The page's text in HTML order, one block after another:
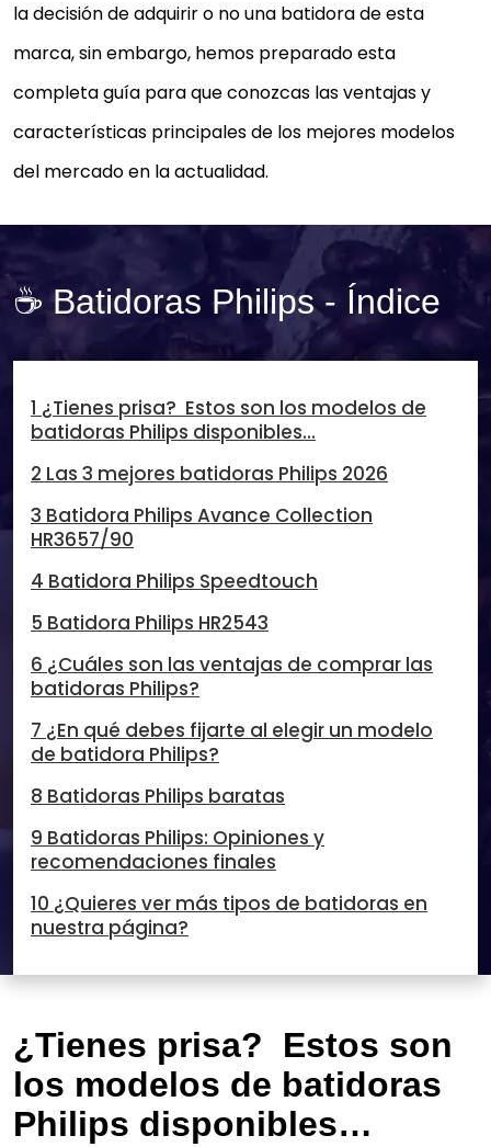
la decisión de adquirir o no una batidora de esta
marca, sin embargo, hemos preparado esta
completa guía para que conozcas las ventajas y
características principales de los mejores modelos
del mercado en la actualidad.
☕ Batidoras Philips - Índice
1 ¿Tienes prisa? Estos son los modelos de
batidoras Philips disponibles…
2 Las 3 mejores batidoras Philips 2026
3 Batidora Philips Avance Collection
HR3657/90
4 Batidora Philips Speedtouch
5 Batidora Philips HR2543
6 ¿Cuáles son las ventajas de comprar las
batidoras Philips?
7 ¿En qué debes fijarte al elegir un modelo
de batidora Philips?
8 Batidoras Philips baratas
9 Batidoras Philips: Opiniones y
recomendaciones finales
10 ¿Quieres ver más tipos de batidoras en
nuestra página?
¿Tienes prisa? Estos son
los modelos de batidoras
Philips disponibles…